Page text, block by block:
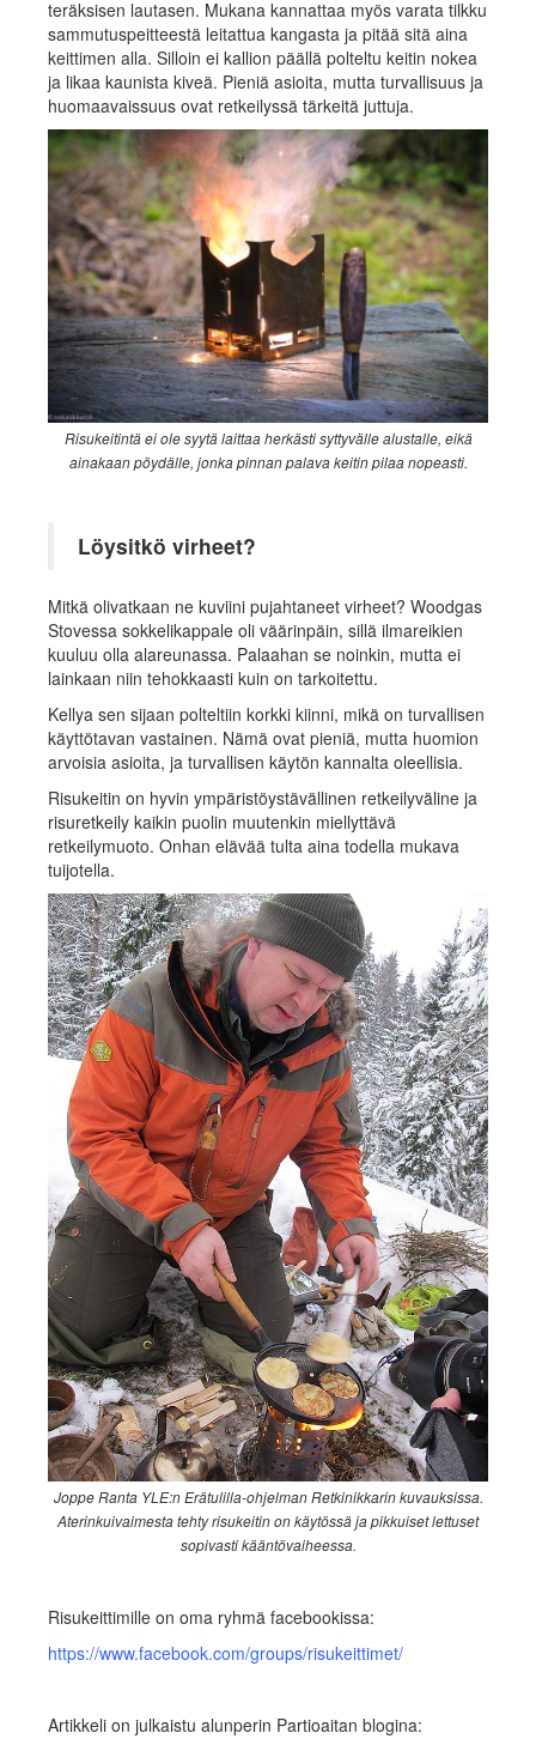
teräksisen lautasen. Mukana kannattaa myös varata tilkku
sammutuspeitteestä leitattua kangasta ja pitää sitä aina
keittimen alla. Silloin ei kallion päällä polteltu keitin nokea
ja likaa kaunista kiveä. Pieniä asioita, mutta turvallisuus ja
huomaavaissuus ovat retkeilyssä tärkeitä juttuja.
Risukeitintä ei ole syytä laittaa herkästi syttyvälle alustalle, eikä
ainakaan pöydälle, jonka pinnan palava keitin pilaa nopeasti.
Löysitkö virheet?
Mitkä olivatkaan ne kuviini pujahtaneet virheet? Woodgas
Stovessa sokkelikappale oli väärinpäin, sillä ilmareikien
kuuluu olla alareunassa. Palaahan se noinkin, mutta ei
lainkaan niin tehokkaasti kuin on tarkoitettu.
Kellya sen sijaan polteltiin korkki kiinni, mikä on turvallisen
käyttötavan vastainen. Nämä ovat pieniä, mutta huomion
arvoisia asioita, ja turvallisen käytön kannalta oleellisia.
Risukeitin on hyvin ympäristöystävällinen retkeilyväline ja
risuretkeily kaikin puolin muutenkin miellyttävä
retkeilymuoto. Onhan elävää tulta aina todella mukava
tuijotella.
Joppe Ranta YLE:n Erätulilla-ohjelman Retkinikkarin kuvauksissa.
Aterinkuivaimesta tehty risukeitin on käytössä ja pikkuiset lettuset
sopivasti kääntövaiheessa.
Risukeittimille on oma ryhmä facebookissa:
https://www.facebook.com/groups/risukeittimet/
Artikkeli on julkaistu alunperin Partioaitan blogina: